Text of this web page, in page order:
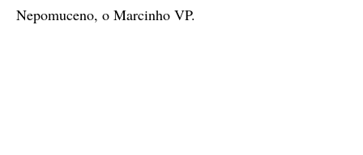
Nepomuceno, o Marcinho VP.